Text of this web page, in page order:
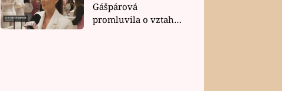
Gášpárová
promluvila o vztahu